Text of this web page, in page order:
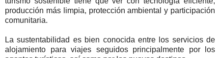
producción más limpia, protección ambiental y participación
comunitaria.
La sustentabilidad es bien conocida entre los servicios de
alojamiento para viajes seguidos principalmente por los